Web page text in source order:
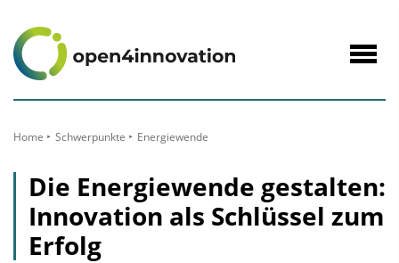
Inhalt
Home Schwerpunkte Energiewende
Die Energiewende gestalten:
Innovation als Schlüssel zum
Erfolg